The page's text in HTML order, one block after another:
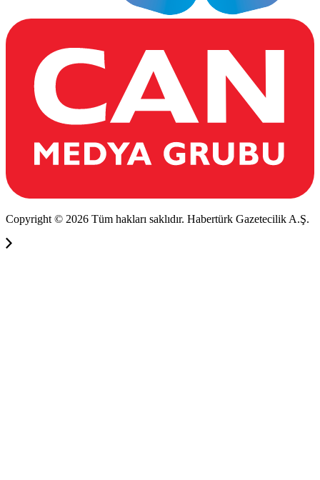
Copyright © 2026 Tüm hakları saklıdır. Habertürk Gazetecilik A.Ş.